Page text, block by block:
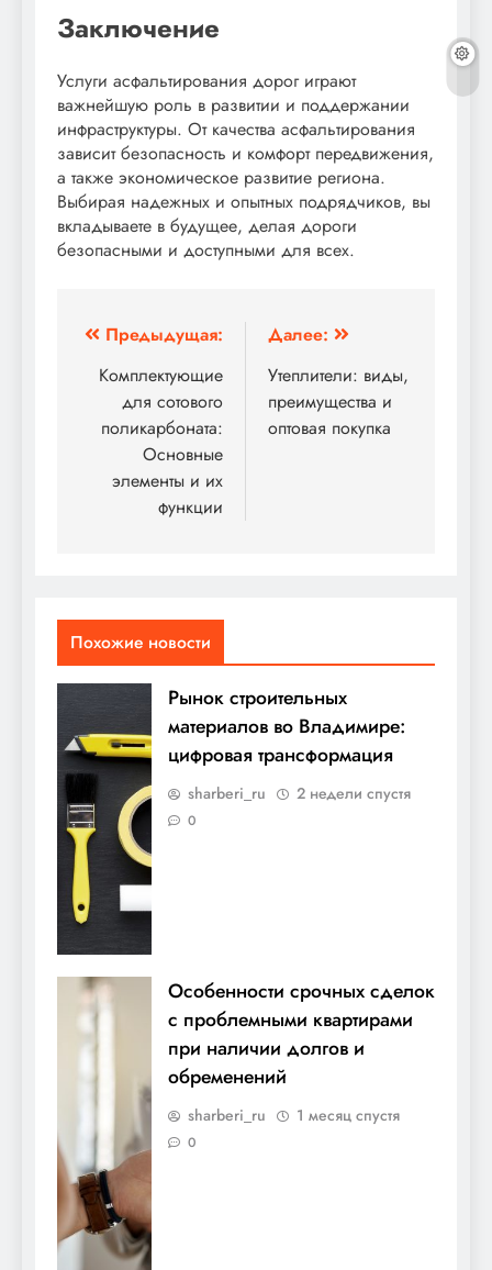
Заключение
Услуги асфальтирования дорог играют
важнейшую роль в развитии и поддержании
инфраструктуры. От качества асфальтирования
зависит безопасность и комфорт передвижения,
а также экономическое развитие региона.
Выбирая надежных и опытных подрядчиков, вы
вкладываете в будущее, делая дороги
безопасными и доступными для всех.
Навигация
по
записям
Предыдущая:
Комплектующие
для сотового
поликарбоната:
Основные
элементы и их
функции
Далее:
Утеплители: виды,
преимущества и
оптовая покупка
Похожие новости
Рынок строительных
материалов во Владимире:
цифровая трансформация
sharberi_ru 2 недели спустя
0
Особенности срочных сделок
с проблемными квартирами
при наличии долгов и
обременений
sharberi_ru 1 месяц спустя
0